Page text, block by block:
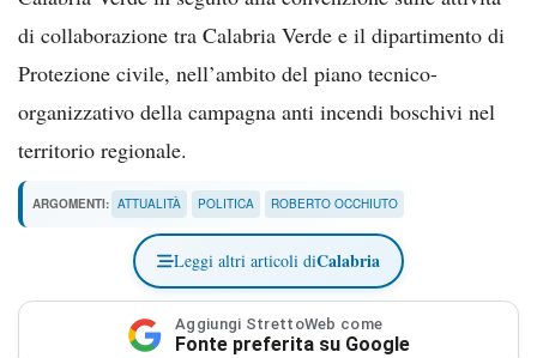
di collaborazione tra Calabria Verde e il dipartimento di
Protezione civile, nell’ambito del piano tecnico-
organizzativo della campagna anti incendi boschivi nel
territorio regionale.
ARGOMENTI: ATTUALITÀ POLITICA ROBERTO OCCHIUTO
Leggi altri articoli diCalabria
Aggiungi StrettoWeb come
Fonte preferita su Google